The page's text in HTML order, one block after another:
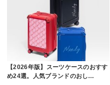
【2026年版】スーツケースのおすす
め24選。人気ブランドのおし…